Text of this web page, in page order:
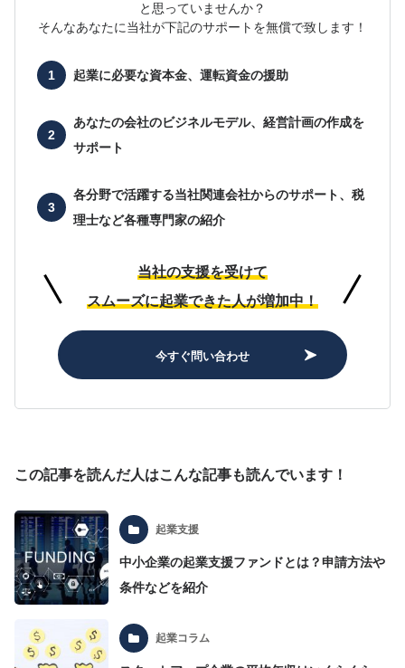
と思っていませんか？
そんなあなたに当社が下記のサポートを無償で致します！
起業に必要な資本金、運転資金の援助
あなたの会社のビジネルモデル、経営計画の作成を
サポート
各分野で活躍する当社関連会社からのサポート、 税
理士など各種専門家の紹介
当社の支援を受けて
スムーズに起業できた人が増加中！
今すぐ問い合わせ
この記事を読んだ人はこんな記事も読んでいます！
起業支援
中小企業の起業支援ファンドとは？申請方法や
条件などを紹介
起業コラム